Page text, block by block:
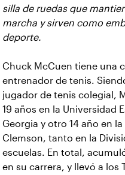
silla de ruedas que
marcha y sirven como
deporte.
Chuck McCuen tiene una
entrenador de tenis.
jugador de tenis colegial,
19 años en la Universidad
Georgia y otro 14 año en
Clemson, tanto en la
escuelas. En total,
en su carrera, y llevó a los